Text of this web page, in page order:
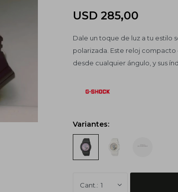
USD 285,00
Dale un toque de luz a tu estilo
polarizada. Este reloj
desde cualquier ángulo, y sus
Variantes:
1